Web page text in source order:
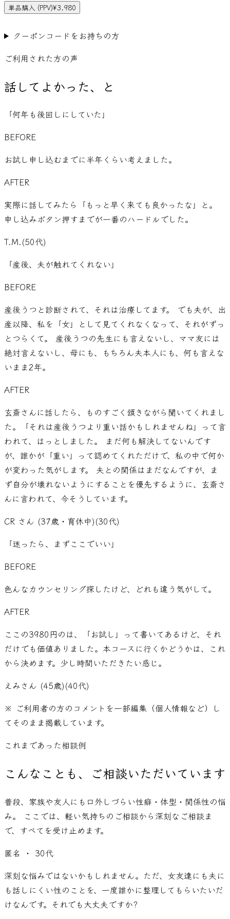
単品購入 (PPV)¥3,980
クーポンコードをお持ちの方
ご利用された方の声
話してよかった、と
「何年も後回しにしていた 」
BEFORE
お試し申し込むまでに半年くらい考えました。
AFTER
実際に話してみたら「もっと早く来ても良かったな」と。
申し込みボタン押すまでが一番のハードルでした。
T.M.(50代)
「産後、夫が触れてくれない」
BEFORE
産後うつと診断されて、それは治療してます。 でも夫が、出
産以降、私を「女」として見てくれなくなって、それがずっ
とつらくて。 産後うつの先生にも言えないし、ママ友には
絶対言えないし、母にも、もちろん夫本人にも、何も言えな
いまま2年。
AFTER
玄斎さんに話したら、ものすごく頷きながら聞いてくれまし
た。「それは産後うつより重い話かもしれませんね」って言
われて、はっとしました。 まだ何も解決してないんです
が、誰かが「重い」って認めてくれただけで、私の中で何か
が変わった気がします。 夫との関係はまだなんですが、ま
ず自分が壊れないようにすることを優先するように、玄斎さ
んに言われて、今そうしています。
CR さん (37歳・育休中)(30代)
「迷ったら、まずここでいい」
BEFORE
色んなカウンセリング探したけど、どれも違う気がして。
AFTER
ここの3980円のは、「お試し」って書いてあるけど、それ
だけでも価値ありました。本コースに行くかどうかは、これ
から決めます。少し時間いただきたい感じ。
えみさん (45歳)(40代)
※ ご利用者の方のコメントを一部編集（個人情報など）し
てそのまま掲載しています。
これまであった相談例
こんなことも、ご相談いただいています
普段、家族や友人にも口外しづらい性癖・体型・関係性の悩
み。 ここでは、軽い気持ちのご相談から深刻なご相談ま
で、すべてを受け止めます。
匿名 ・ 30代
深刻な悩みではないかもしれません。ただ、女友達にも夫に
も話しにくい性のことを、一度誰かに整理してもらいたいだ
けなんです。それでも大丈夫ですか?